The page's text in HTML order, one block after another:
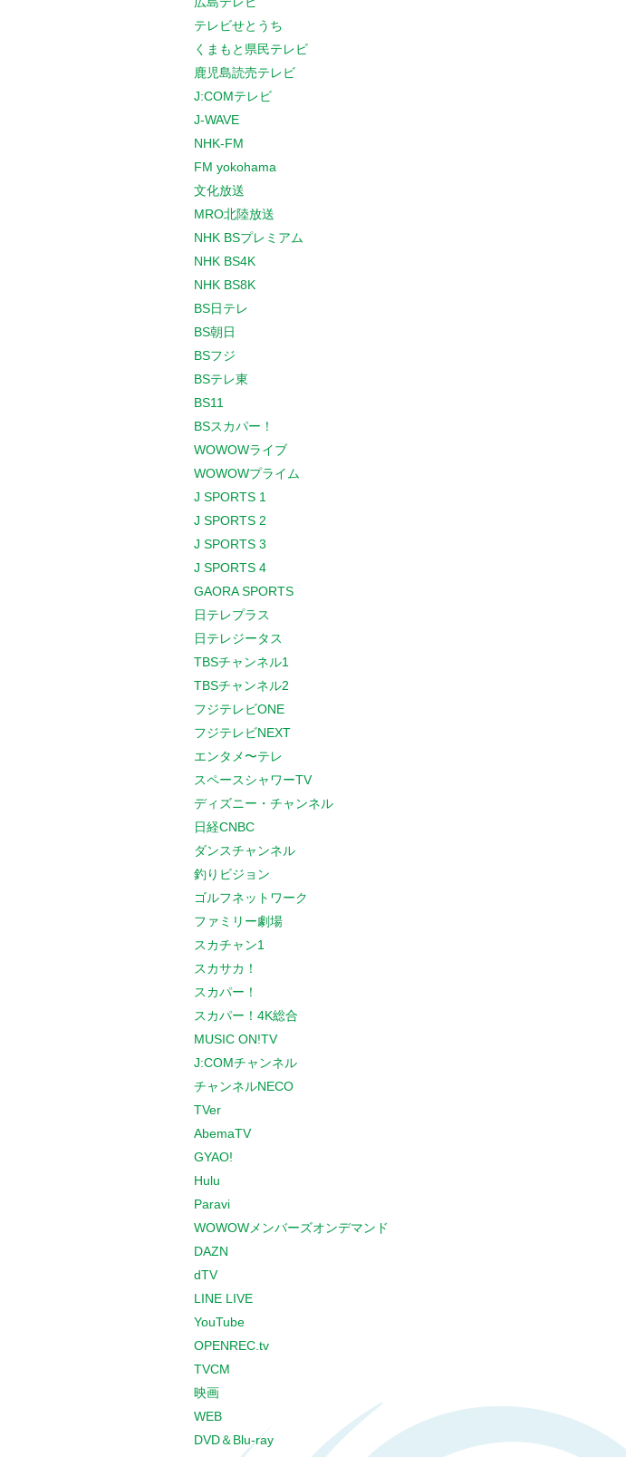
テレビせとうち
くまもと県民テレビ
鹿児島読売テレビ
J:COMテレビ
J-WAVE
NHK-FM
FM yokohama
文化放送
MRO北陸放送
NHK BSプレミアム
NHK BS4K
NHK BS8K
BS日テレ
BS朝日
BSフジ
BSテレ東
BS11
BSスカパー！
WOWOWライブ
WOWOWプライム
J SPORTS 1
J SPORTS 2
J SPORTS 3
J SPORTS 4
GAORA SPORTS
日テレプラス
日テレジータス
TBSチャンネル1
TBSチャンネル2
フジテレビONE
フジテレビNEXT
エンタメ〜テレ
スペースシャワーTV
ディズニー・チャンネル
日経CNBC
ダンスチャンネル
釣りビジョン
ゴルフネットワーク
ファミリー劇場
スカチャン1
スカサカ！
スカパー！
スカパー！4K総合
MUSIC ON!TV
J:COMチャンネル
チャンネルNECO
TVer
AbemaTV
GYAO!
Hulu
Paravi
WOWOWメンバーズオンデマンド
DAZN
dTV
LINE LIVE
YouTube
OPENREC.tv
TVCM
映画
WEB
DVD＆Blu-ray